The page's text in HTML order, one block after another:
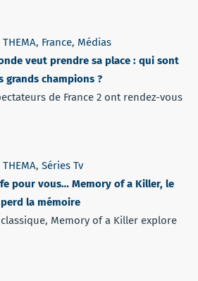
THEMA, France, Médias
veut prendre sa place : qui sont
grands champions ?
de France 2 ont rendez-vous
THEMA, Séries Tv
pour vous… Memory of a Killer, le
la mémoire
Memory of a Killer explore